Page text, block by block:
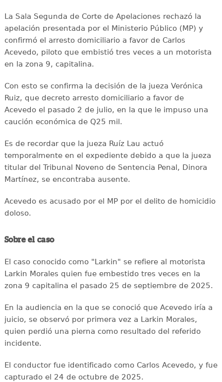
La Sala Segunda de Corte de Apelaciones rechazó la
apelación presentada por el Ministerio Público (MP) y
confirmó el arresto domiciliario a favor de Carlos
Acevedo, piloto que embistió tres veces a un motorista
en la zona 9, capitalina.
Con esto se confirma la decisión de la jueza Verónica
Ruiz, que decreto arresto domiciliario a favor de
Acevedo el pasado 2 de julio, en la que le impuso una
caución económica de Q25 mil.
Es de recordar que la jueza Ruíz Lau actuó
temporalmente en el expediente debido a que la jueza
titular del Tribunal Noveno de Sentencia Penal, Dinora
Martínez, se encontraba ausente.
Acevedo es acusado por el MP por el delito de homicidio
doloso.
Sobre el caso
El caso conocido como "Larkin" se refiere al motorista
Larkin Morales quien fue embestido tres veces en la
zona 9 capitalina el pasado 25 de septiembre de 2025.
En la audiencia en la que se conoció que Acevedo iría a
juicio, se observó por primera vez a Larkin Morales,
quien perdió una pierna como resultado del referido
incidente.
El conductor fue identificado como Carlos Acevedo, y fue
capturado el 24 de octubre de 2025.